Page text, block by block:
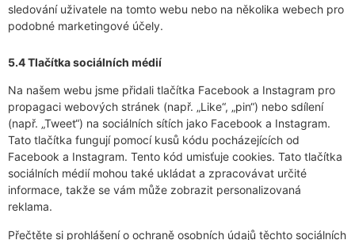
sledování uživatele na tomto webu nebo na několika webech pro
podobné marketingové účely.
5.4 Tlačítka sociálních médií
Na našem webu jsme přidali tlačítka Facebook a Instagram pro
propagaci webových stránek (např. „Like“, „pin“) nebo sdílení
(např. „Tweet“) na sociálních sítích jako Facebook a Instagram.
Tato tlačítka fungují pomocí kusů kódu pocházejících od
Facebook a Instagram. Tento kód umisťuje cookies. Tato tlačítka
sociálních médií mohou také ukládat a zpracovávat určité
informace, takže se vám může zobrazit personalizovaná
reklama.
Přečtěte si prohlášení o ochraně osobních údajů těchto sociálních